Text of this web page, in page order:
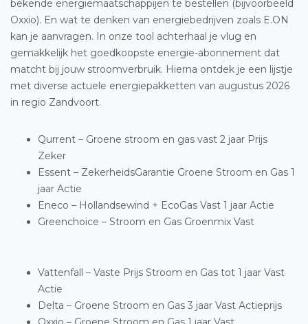
bekende energiemaatschappijen te bestellen (bijvoorbeeld
Oxxio). En wat te denken van energiebedrijven zoals E.ON
kan je aanvragen. In onze tool achterhaal je vlug en
gemakkelijk het goedkoopste energie-abonnement dat
matcht bij jouw stroomverbruik. Hierna ontdek je een lijstje
met diverse actuele energiepakketten van augustus 2026
in regio Zandvoort.
Qurrent – Groene stroom en gas vast 2 jaar Prijs
Zeker
Essent – ZekerheidsGarantie Groene Stroom en Gas 1
jaar Actie
Eneco – Hollandsewind + EcoGas Vast 1 jaar Actie
Greenchoice – Stroom en Gas Groenmix Vast
Vattenfall – Vaste Prijs Stroom en Gas tot 1 jaar Vast
Actie
Delta – Groene Stroom en Gas 3 jaar Vast Actieprijs